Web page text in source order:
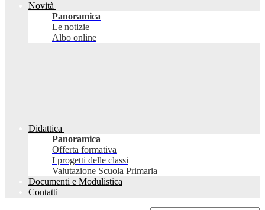
Novità
Panoramica
Le notizie
Albo online
Didattica
Panoramica
Offerta formativa
I progetti delle classi
Valutazione Scuola Primaria
Documenti e Modulistica
Contatti